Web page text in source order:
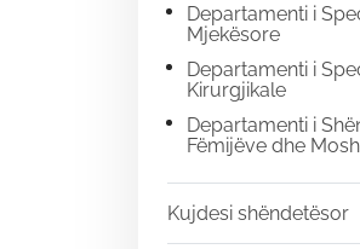
Departamenti i
Mjekësore
Departamenti i
Kirurgjikale
Departamenti i
Fëmijëve dhe
Kujdesi shëndetësor